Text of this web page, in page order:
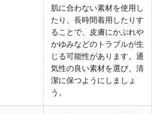
肌に合わない素材を使用し
たり、長時間着用したりす
ることで、皮膚にかぶれや
かゆみなどのトラブルが生
じる可能性があります。通
気性の良い素材を選び、清
潔に保つようにしましょ
う。